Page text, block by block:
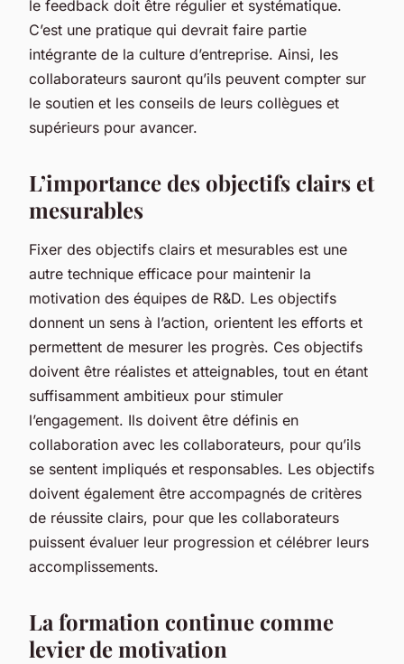
le feedback doit être régulier et systématique.
C’est une pratique qui devrait faire partie
intégrante de la culture d’entreprise. Ainsi, les
collaborateurs sauront qu’ils peuvent compter sur
le soutien et les conseils de leurs collègues et
supérieurs pour avancer.
L’importance des objectifs clairs et
mesurables
Fixer des objectifs clairs et mesurables est une
autre technique efficace pour maintenir la
motivation des équipes de R&D. Les objectifs
donnent un sens à l’action, orientent les efforts et
permettent de mesurer les progrès. Ces objectifs
doivent être réalistes et atteignables, tout en étant
suffisamment ambitieux pour stimuler
l’engagement. Ils doivent être définis en
collaboration avec les collaborateurs, pour qu’ils
se sentent impliqués et responsables. Les objectifs
doivent également être accompagnés de critères
de réussite clairs, pour que les collaborateurs
puissent évaluer leur progression et célébrer leurs
accomplissements.
La formation continue comme
levier de motivation